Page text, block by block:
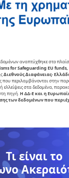
αναπτύχθηκε στο
for Safeguarding EU funds,
∆ιεθνούς ∆ιαφάνειας-
που περιλαμβάνονται στην
ή ελλείψεις στα δεδομένα,
πηγή.Η ΔΔ-Ε και η
των δεδομένων που
Τι είναι το